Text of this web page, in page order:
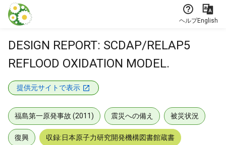
本文に飛ぶ
ヘルプEnglish
DESIGN REPORT: SCDAP/RELAP5
REFLOOD OXIDATION MODEL.
提供元サイトで表示
福島第一原発事故 (2011) 震災への備え 被災状況
復興 収録:日本原子力研究開発機構図書館蔵書